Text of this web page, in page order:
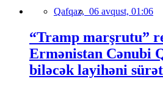
Qafqaz, 06 avqust, 01:06
“Tramp marşrutu”
Ermənistan Cənubi
biləcək layihəni